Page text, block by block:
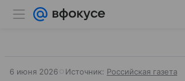
6 июня 2026 Источник: Российская газета